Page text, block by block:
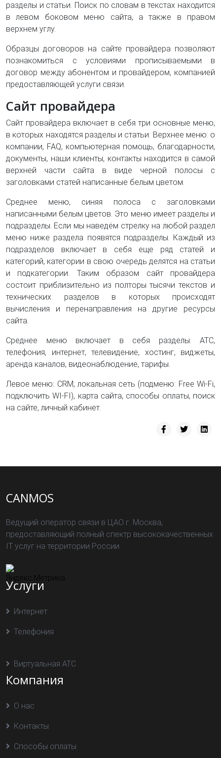
разделы и статьи. Поиск по словам в текстах находится
в левом боковом меню сайта, а также в правом
верхнем углу.
Образцы договоров на сайте провайдера позволяют
познакомиться с условиями прописываемыми в
договор между абонентом и провайдером, компанией
предоставляющей услуги связи.
Сайт провайдера
Сайт провайдера включает в себя три основные меню,
в которых находятся разделы и статьи. Верхнее меню: о
компании, FAQ, компьютерная помощь, благодарности,
документы, наши клиенты, контакты находится в самой
верхней части сайта в виде черной полосы с
заголовками статей написанные белым цветом.
Среднее меню, синяя полоса с заголовками
написанными белым цветов. Это меню имеет разделы и
подразделы. Если мы наведём стрелку на любой раздел
меню ниже раздела появятся подразделы. Каждый из
подразделов включает в себя еще ряд статей и
категорий, категории в свою очередь делятся на статьи
и подкатегории. Таким образом сайт провайдера
состоит приблизительно из полторы тысячи текстов и
технических разделов в которых происходят
вычисления и перенаправления на другие ресурсы
сайта.
Среднее меню включает в себя разделы: АТС,
телефония, интернет, телевидение, хостинг, виджеты,
аренда каналов, видеонаблюдение, тарифы.
Левое меню: CRM, локальная сеть (подменю: Free Wi-Fi,
подключить WI-FI), карта сайта, способы оплаты, поиск
на сайте, личный кабинет.
CANMOS
Ведущий оператор связи в ЦАО г. Москва,
предоставляющий полный спектр высококачественных
IT услуг на территории России.
Услуги
Интернет
Телефония
Виртуальная АТС
Компания
О нас
Контакты
Способы оплаты